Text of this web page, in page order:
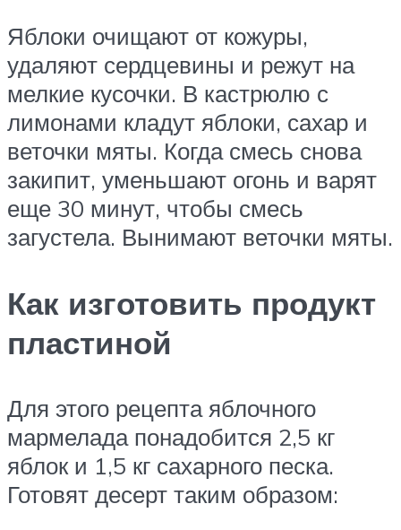
Яблоки очищают от кожуры,
удаляют сердцевины и режут на
мелкие кусочки. В кастрюлю с
лимонами кладут яблоки, сахар и
веточки мяты. Когда смесь снова
закипит, уменьшают огонь и варят
еще 30 минут, чтобы смесь
загустела. Вынимают веточки мяты.
Как изготовить продукт
пластиной
Для этого рецепта яблочного
мармелада понадобится 2,5 кг
яблок и 1,5 кг сахарного песка.
Готовят десерт таким образом: